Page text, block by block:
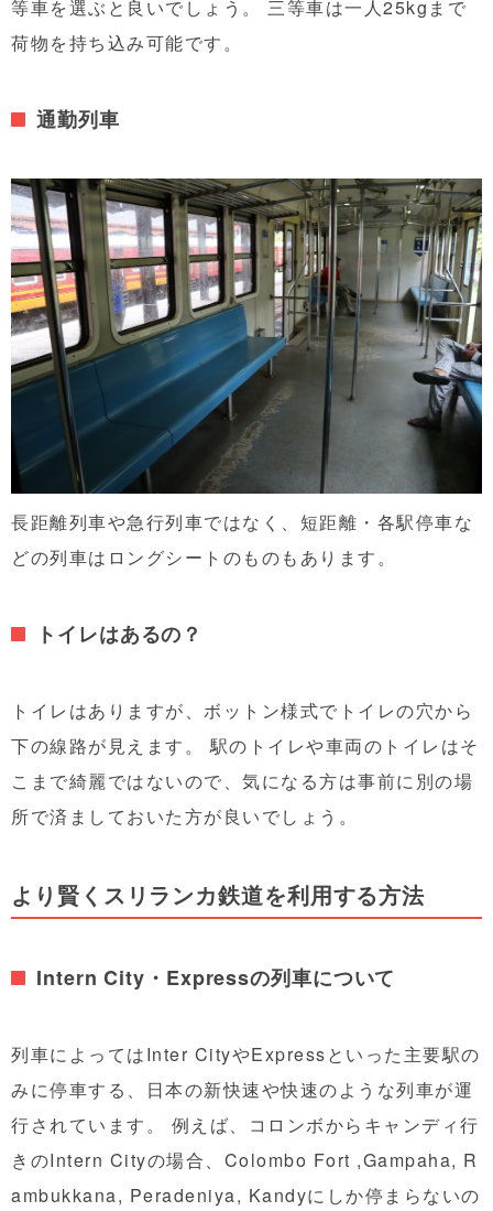
等車を選ぶと良いでしょう。 三等車は一人25kgまで
荷物を持ち込み可能です。
通勤列車
長距離列車や急行列車ではなく、短距離・各駅停車な
どの列車はロングシートのものもあります。
トイレはあるの？
トイレはありますが、ボットン様式でトイレの穴から
下の線路が見えます。 駅のトイレや車両のトイレはそ
こまで綺麗ではないので、気になる方は事前に別の場
所で済ましておいた方が良いでしょう。
より賢くスリランカ鉄道を利用する方法
Intern City・Expressの列車について
列車によってはInter CityやExpressといった主要駅の
みに停車する、日本の新快速や快速のような列車が運
行されています。 例えば、コロンボからキャンディ行
きのIntern Cityの場合、Colombo Fort ,Gampaha, R
ambukkana, Peradeniya, Kandyにしか停まらないの